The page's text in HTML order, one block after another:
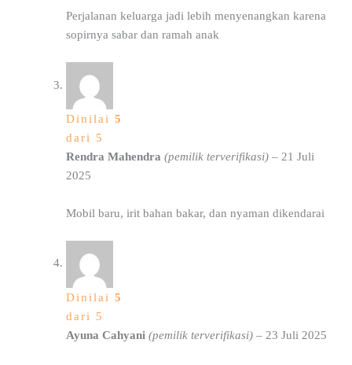
Perjalanan keluarga jadi lebih menyenangkan karena
sopirnya sabar dan ramah anak
Dinilai 5
dari 5
Rendra Mahendra (pemilik terverifikasi) – 21 Juli
2025
Mobil baru, irit bahan bakar, dan nyaman dikendarai
Dinilai 5
dari 5
Ayuna Cahyani (pemilik terverifikasi) – 23 Juli 2025